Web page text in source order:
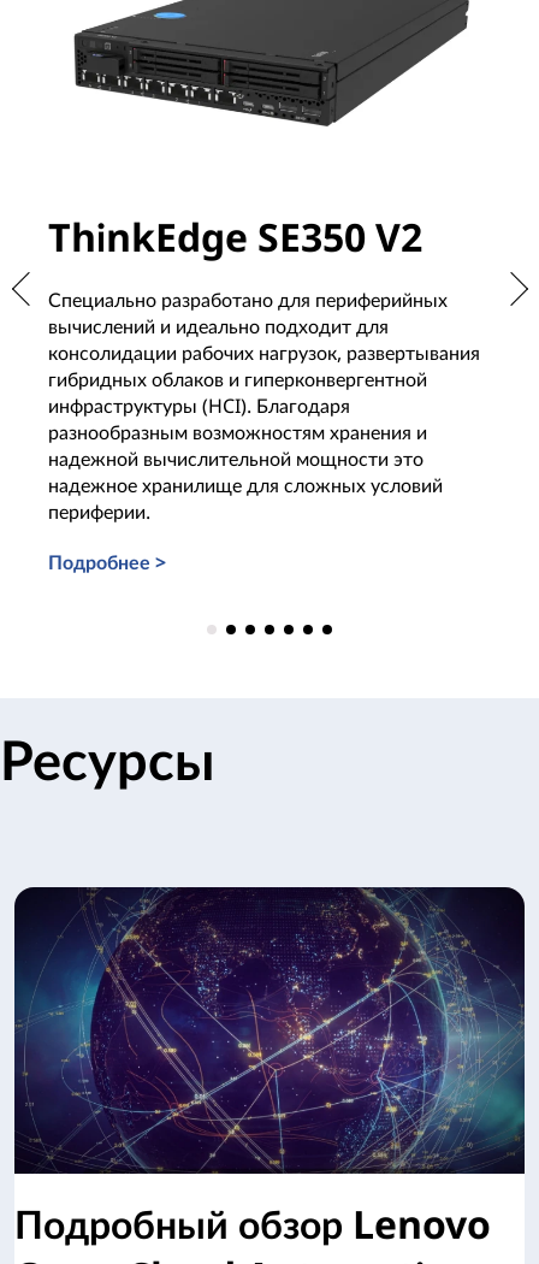
ThinkEdge SE350 V2
Специально разработано для периферийных
вычислений и идеально подходит для
консолидации рабочих нагрузок, развертывания
гибридных облаков и гиперконвергентной
инфраструктуры (HCI). Благодаря
разнообразным возможностям хранения и
надежной вычислительной мощности это
надежное хранилище для сложных условий
периферии.
Подробнее >
Ресурсы
Подробный обзор Lenovo